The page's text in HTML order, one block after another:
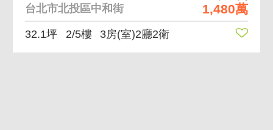
1,480萬
台北市北投區中和街
32.1坪 2/5樓 3房(室)2廳2衛